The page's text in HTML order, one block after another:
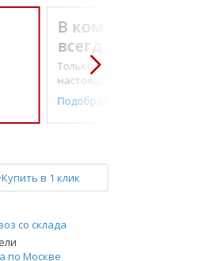
В комплекте
всегда выгоднее!
Только то, что по-
настоящему необходимо
Подобрать комплект
Купить в 1 клик
со склада
по Москве